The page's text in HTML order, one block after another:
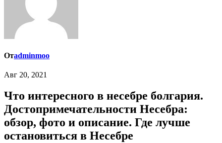
Отadminmoo
Авг 20, 2021
Что интересного в несебре болгария.
Достопримечательности Несебра:
обзор, фото и описание. Где лучше
остановиться в Несебре